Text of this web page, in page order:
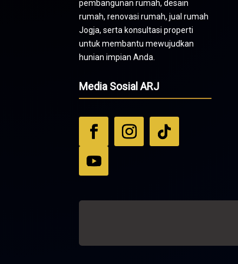
pembangunan rumah, desain
rumah, renovasi rumah, jual rumah
Jogja, serta konsultasi properti
untuk membantu mewujudkan
hunian impian Anda.
Media Sosial ARJ